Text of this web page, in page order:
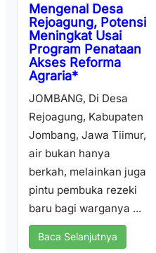
Mengenal Desa
Rejoagung, Potensi
Meningkat Usai
Program Penataan
Akses Reforma
Agraria*
JOMBANG, Di Desa
Rejoagung, Kabupaten
Jombang, Jawa Tiimur,
air bukan hanya
berkah, melainkan juga
pintu pembuka rezeki
baru bagi warganya ...
Baca Selanjutnya